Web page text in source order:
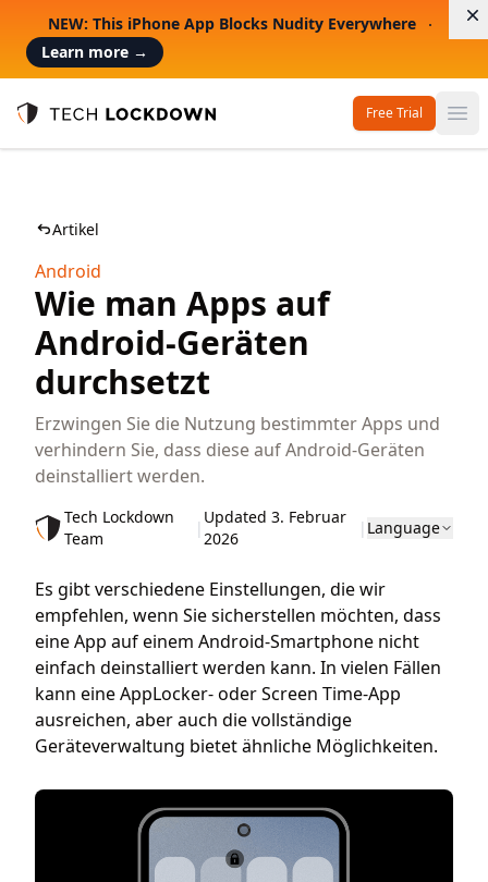
NEW: This iPhone App Blocks Nudity Everywhere
Learn more →
Tech Lockdown
Free Trial
Artikel
Android
Wie man Apps auf
Android-Geräten
durchsetzt
Erzwingen Sie die Nutzung bestimmter Apps und
verhindern Sie, dass diese auf Android-Geräten
deinstalliert werden.
Tech Lockdown
Team
|
Updated 3. Februar
2026
| Language
Es gibt verschiedene Einstellungen, die wir
empfehlen, wenn Sie sicherstellen möchten, dass
eine App auf einem Android-Smartphone nicht
einfach deinstalliert werden kann. In vielen Fällen
kann eine AppLocker- oder Screen Time-App
ausreichen, aber auch die vollständige
Geräteverwaltung bietet ähnliche Möglichkeiten.